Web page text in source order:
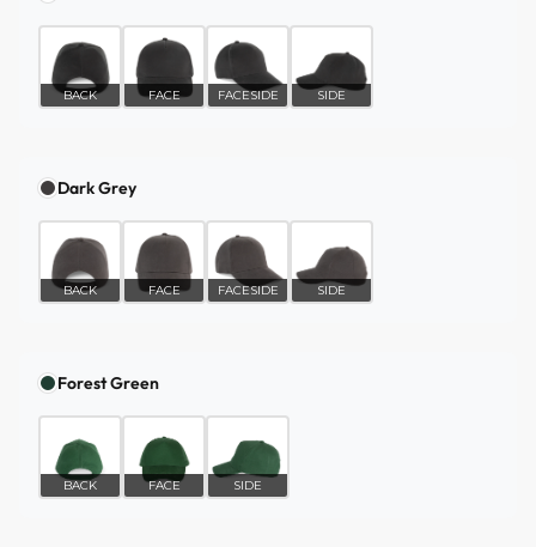
BACK FACE FACESIDE SIDE
Dark Grey
BACK FACE FACESIDE SIDE
Forest Green
BACK FACE SIDE